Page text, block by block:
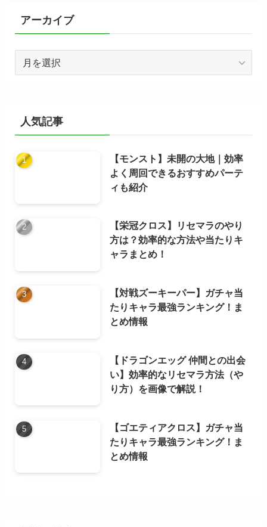
ーアーカイブ
人気記事
【モンスト】未開の大地｜効率
よく周回できるおすすめパーテ
ィも紹介
【栄冠クロス】リセマラのやり
方は？効率的な方法や当たりキ
ャラまとめ！
【対戦ズーキーパー】ガチャ当
たりキャラ最強ランキング！ま
とめ情報
【ドラゴンエッグ 仲間との出会
い】効率的なリセマラ方法（や
り方）を画像で解説！
【ゴエティアクロス】ガチャ当
たりキャラ最強ランキング！ま
とめ情報